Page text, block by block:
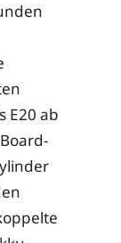
E20 ab